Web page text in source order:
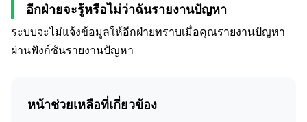
อีกฝ่ายจะรู้หรือไม่ว่าฉันรายงานปัญหา
ระบบจะไม่แจ้งข้อมูลให้อีกฝ่ายทราบเมื่อคุณรายงานปัญหา
ผ่านฟังก์ชันรายงานปัญหา
หน้าช่วยเหลือที่เกี่ยวข้อง